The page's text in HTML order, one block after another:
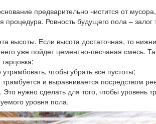
предварительно чистится от
Ровность будущего пола – залог
высоты. Если высота достаточная, то
уже пойдет цементно-песчаная смесь.
чтобы убрать все пустоты;
и выравнивается посредством
нужно сделать для того, чтобы уровень
уровня пола.